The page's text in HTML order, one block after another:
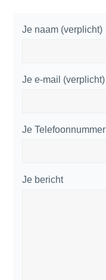
Je naam (verplicht)
Je e-mail (verplicht)
Je Telefoonnummer
Je bericht